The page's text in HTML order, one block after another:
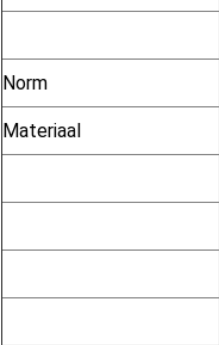
Norm
Materiaal